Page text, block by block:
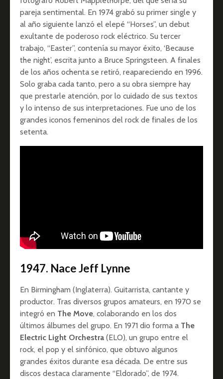
pareja sentimental. En 1974 grabó su primer single y
al año siguiente lanzó el elepé “Horses”, un debut
exultante de poderoso rock eléctrico. Su tercer
trabajo, “Easter”, contenía su mayor éxito, ‘Because
the night’, escrita junto a Bruce Springsteen. A finales
de los años ochenta se retiró, reapareciendo en 1996.
Solo graba cada tanto, pero a su obra siempre hay
que prestarle atención, por lo cuidado de sus textos
y lo intenso de sus interpretaciones. Fue uno de los
grandes iconos femeninos del rock de finales de los
setenta.
1947. NaceJeff Lynne
En Birmingham (Inglaterra). Guitarrista, cantante y
productor. Tras diversos grupos amateurs, en 1970 se
integró en The Move, colaborando en los dos
últimos álbumes del grupo. En 1971 dio forma a The
Electric Light Orchestra (ELO), un grupo entre el
rock, el pop y el sinfónico, que obtuvo algunos
grandes éxitos durante esa década. De entre sus
discos destaca claramente “Eldorado”, de 1974.